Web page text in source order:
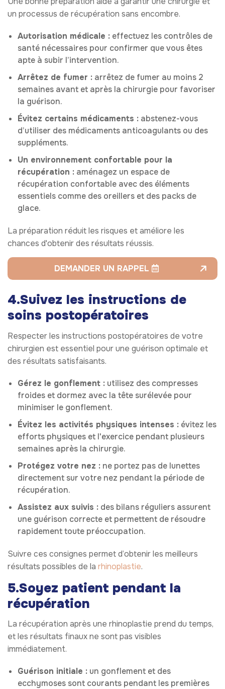
un processus de récupération sans encombre.
Autorisation médicale : effectuez les contrôles de
santé nécessaires pour confirmer que vous êtes
apte à subir l’intervention.
Arrêtez de fumer : arrêtez de fumer au moins 2
semaines avant et après la chirurgie pour favoriser
la guérison.
Évitez certains médicaments : abstenez-vous
d’utiliser des médicaments anticoagulants ou des
suppléments.
Un environnement confortable pour la
récupération : aménagez un espace de
récupération confortable avec des éléments
essentiels comme des oreillers et des packs de
glace.
La préparation réduit les risques et améliore les
chances d'obtenir des résultats réussis.
DEMANDER UN RAPPEL
4.Suivez les instructions de
soins postopératoires
Respecter les instructions postopératoires de votre
chirurgien est essentiel pour une guérison optimale et
des résultats satisfaisants.
Gérez le gonflement : utilisez des compresses
froides et dormez avec la tête surélevée pour
minimiser le gonflement.
Évitez les activités physiques intenses : évitez les
efforts physiques et l'exercice pendant plusieurs
semaines après la chirurgie.
Protégez votre nez : ne portez pas de lunettes
directement sur votre nez pendant la période de
récupération.
Assistez aux suivis : des bilans réguliers assurent
une guérison correcte et permettent de résoudre
rapidement toute préoccupation.
Suivre ces consignes permet d’obtenir les meilleurs
résultats possibles de la rhinoplastie.
5.Soyez patient pendant la
récupération
La récupération après une rhinoplastie prend du temps,
et les résultats finaux ne sont pas visibles
immédiatement.
Guérison initiale : un gonflement et des
ecchymoses sont courants pendant les premières